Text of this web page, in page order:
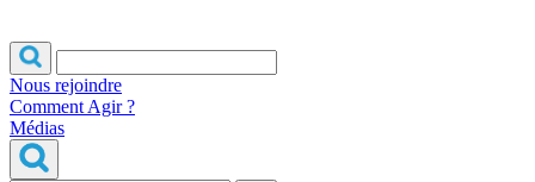
Nous rejoindre
Comment Agir ?
Médias